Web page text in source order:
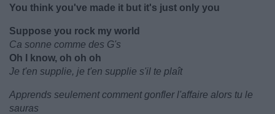
You think you've made it but it's just only you
Suppose you rock my world
Ca sonne comme des G's
Oh I know, oh oh oh
Je t'en supplie, je t'en supplie s'il te plaît
Apprends seulement comment gonfler l'affaire alors tu le
sauras